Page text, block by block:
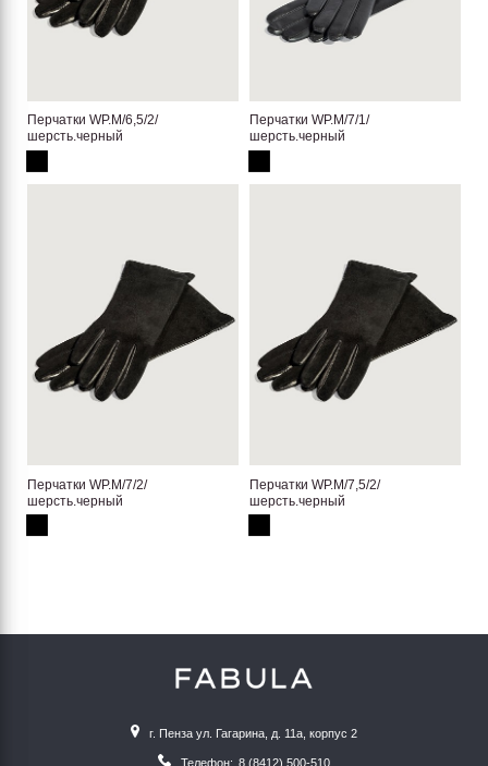
Перчатки WP.M/6,5/2/
шерсть.черный
Перчатки WP.M/7/1/
шерсть.черный
Перчатки WP.M/7/2/
шерсть.черный
Перчатки WP.M/7,5/2/
шерсть.черный
г. Пенза ул. Гагарина, д. 11а, корпус 2
Телефон: 8 (8412) 500-510